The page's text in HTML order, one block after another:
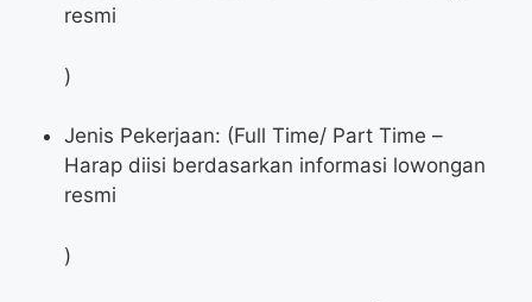
resmi
)
Jenis Pekerjaan: (Full Time/ Part Time –
Harap diisi berdasarkan informasi lowongan
resmi
)